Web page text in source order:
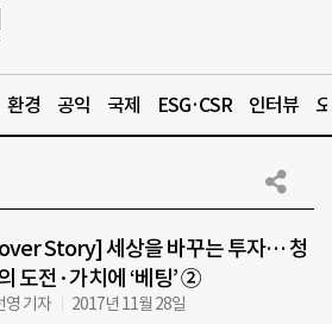
환경 공익 국제 ESG·CSR 인터뷰
Story] 세상을 바꾸는 투자… 청
도전·가치에 ‘베팅’ ②
영 기자 2017년 11월 28일